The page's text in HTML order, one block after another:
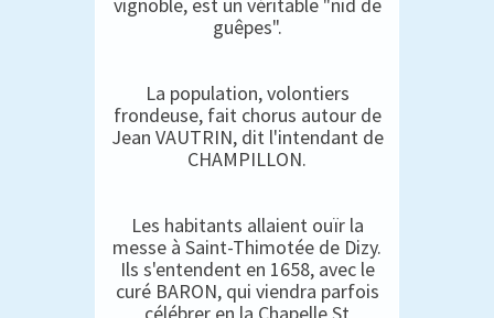
guêpes".
La population, volontiers
frondeuse, fait chorus autour de
Jean VAUTRIN, dit l'intendant de
CHAMPILLON.
Les habitants allaient ouïr la
messe à Saint-Thimotée de Dizy.
Ils s'entendent en 1658, avec le
curé BARON, qui viendra parfois
célébrer en la Chapelle St